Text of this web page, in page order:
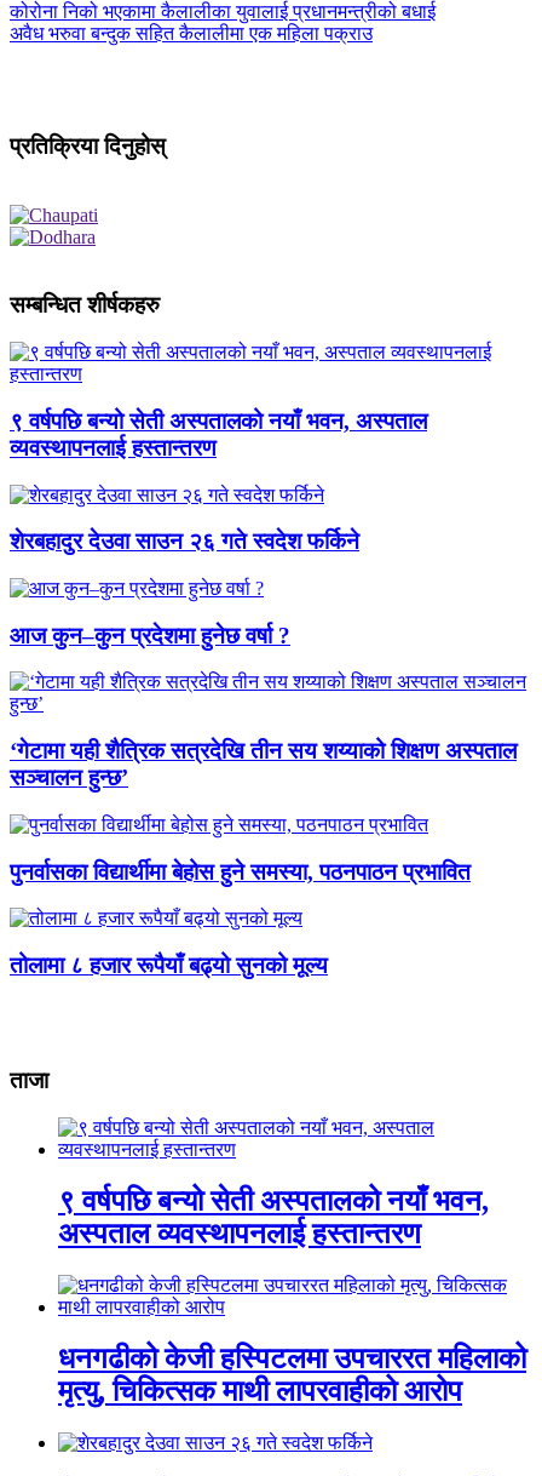
कोरोना निको भएकामा कैलालीका युवालाई प्रधानमन्त्रीको बधाई
अवैध भरुवा बन्दुक सहित कैलालीमा एक महिला पक्राउ
प्रतिक्रिया दिनुहोस्
सम्बन्धित शीर्षकहरु
९ वर्षपछि बन्यो सेती अस्पतालको नयाँ भवन, अस्पताल
व्यवस्थापनलाई हस्तान्तरण
शेरबहादुर देउवा साउन २६ गते स्वदेश फर्किने
आज कुन–कुन प्रदेशमा हुनेछ वर्षा ?
‘गेटामा यही शैत्रिक सत्रदेखि तीन सय शय्याको शिक्षण अस्पताल
सञ्चालन हुन्छ’
पुनर्वासका विद्यार्थीमा बेहोस हुने समस्या, पठनपाठन प्रभावित
तोलामा ८ हजार रूपैयाँ बढ्यो सुनको मूल्य
ताजा
९ वर्षपछि बन्यो सेती अस्पतालको नयाँ भवन,
अस्पताल व्यवस्थापनलाई हस्तान्तरण
धनगढीको केजी हस्पिटलमा उपचाररत महिलाको
मृत्यु, चिकित्सक माथी लापरवाहीको आरोप